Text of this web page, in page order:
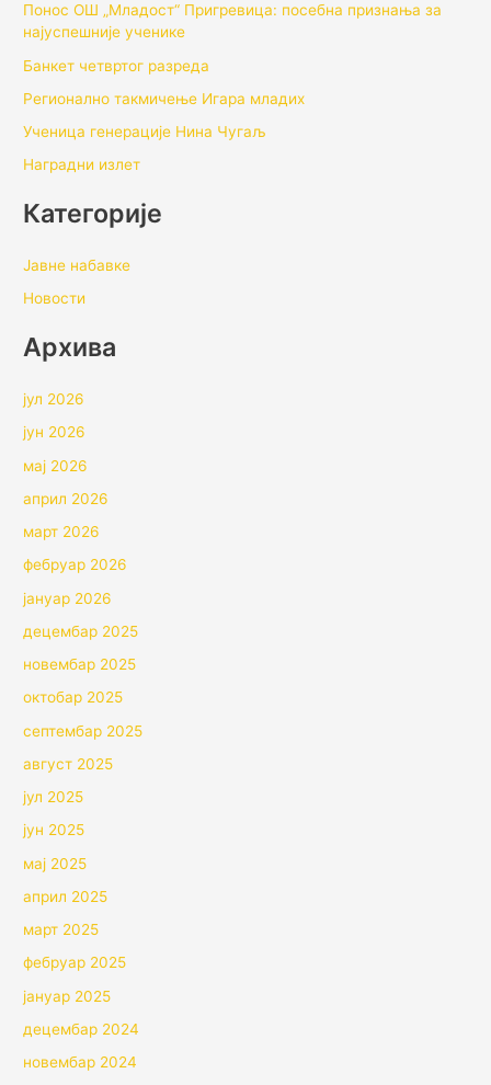
Понос ОШ „Младост“ Пригревица: посебна признања за
најуспешније ученике
Банкет четвртог разреда
Регионално такмичењe Игара младих
Ученица генерације Нина Чугаљ
Наградни излет
Категорије
Јавне набавке
Новости
Архивa
јул 2026
јун 2026
мај 2026
април 2026
март 2026
фебруар 2026
јануар 2026
децембар 2025
новембар 2025
октобар 2025
септембар 2025
август 2025
јул 2025
јун 2025
мај 2025
април 2025
март 2025
фебруар 2025
јануар 2025
децембар 2024
новембар 2024